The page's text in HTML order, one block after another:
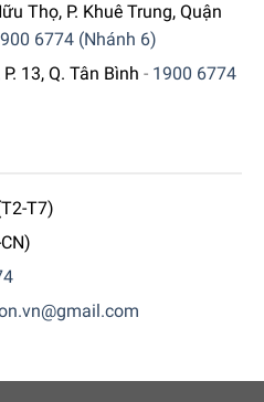
Thọ, P. Khuê Trung, Quận
6774 (Nhánh 6)
13, Q. Tân Bình - 1900 6774
T7)